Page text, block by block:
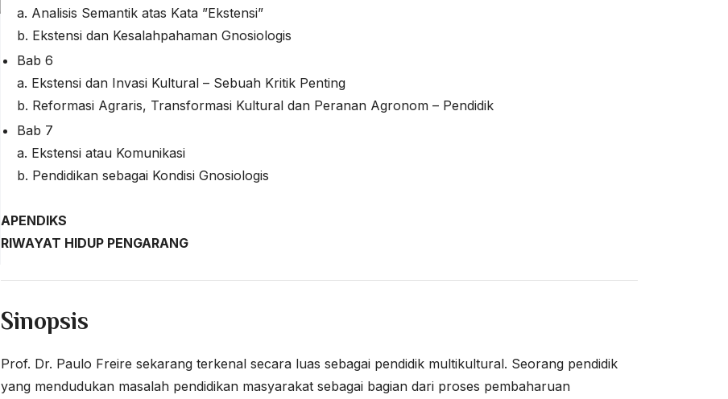
a. Analisis Semantik atas Kata ”Ekstensi”
b. Ekstensi dan Kesalahpahaman Gnosiologis
Bab 6
a. Ekstensi dan Invasi Kultural – Sebuah Kritik Penting
b. Reformasi Agraris, Transformasi Kultural dan Peranan Agronom – Pendidik
Bab 7
a. Ekstensi atau Komunikasi
b. Pendidikan sebagai Kondisi Gnosiologis
APENDIKS
RIWAYAT HIDUP PENGARANG
Sinopsis
Prof. Dr. Paulo Freire sekarang terkenal secara luas sebagai pendidik multikultural. Seorang pendidik
yang mendudukan masalah pendidikan masyarakat sebagai bagian dari proses pembaharuan